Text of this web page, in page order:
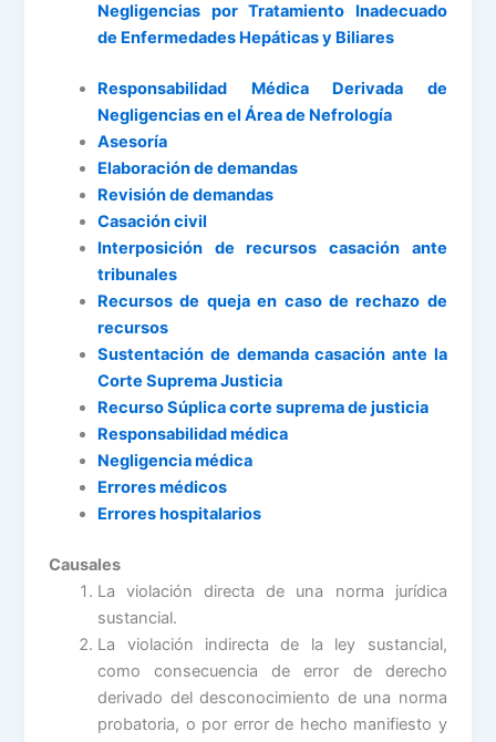
Negligencias por Tratamiento Inadecuado
de Enfermedades Hepáticas y Biliares
Responsabilidad Médica Derivada de
Negligencias en el Área de Nefrología
Asesoría
Elaboración de demandas
Revisión de demandas
Casación civil
Interposición de recursos casación ante
tribunales
Recursos de queja en caso de rechazo de
recursos
Sustentación de demanda casación ante la
Corte Suprema Justicia
Recurso Súplica corte suprema de justicia
Responsabilidad médica
Negligencia médica
Errores médicos
Errores hospitalarios
Causales
La violación directa de una norma jurídica
sustancial.
La violación indirecta de la ley sustancial,
como consecuencia de error de derecho
derivado del desconocimiento de una norma
probatoria, o por error de hecho manifiesto y